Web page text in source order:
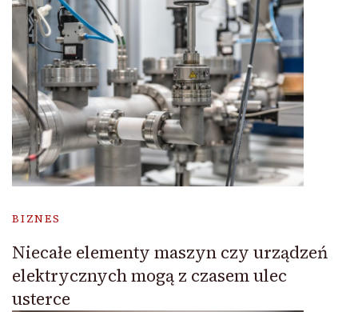
BIZNES
Niecałe elementy maszyn czy urządzeń
elektrycznych mogą z czasem ulec
usterce